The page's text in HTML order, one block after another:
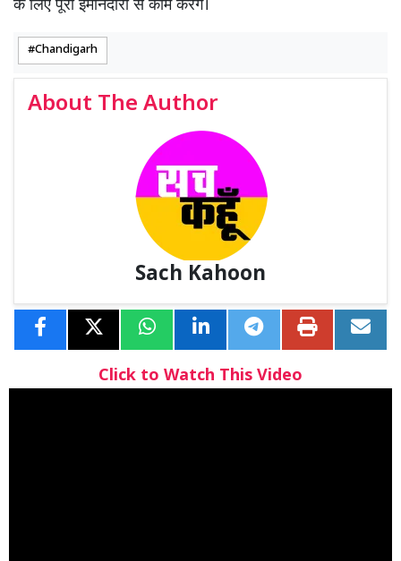
के लिए पूरी ईमानदारी से काम करेंगे।
Chandigarh
About The Author
Sach Kahoon
Click to Watch This Video